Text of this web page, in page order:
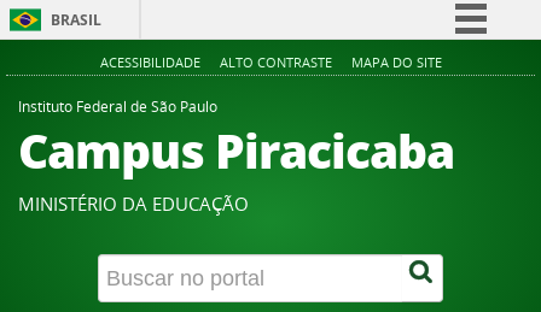
BRASIL
Simplifique!
Participe
Acesso à informação
Canais
ACESSIBILIDADE ALTO CONTRASTE MAPA DO SITE
Instituto Federal de São Paulo
Campus Piracicaba
MINISTÉRIO DA EDUCAÇÃO